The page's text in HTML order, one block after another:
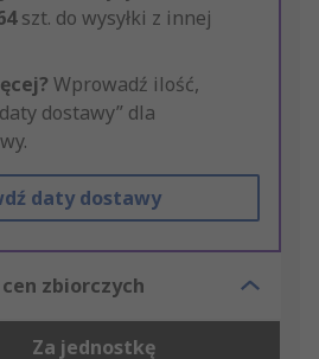
szt. do wysyłki z innej
Wprowadź ilość,
dostawy” dla
daty dostawy
zbiorczych
Za jednostkę